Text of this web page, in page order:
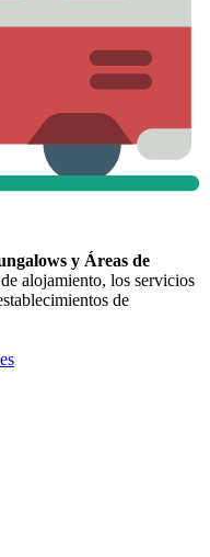
y Áreas de
alojamiento, los servicios
de